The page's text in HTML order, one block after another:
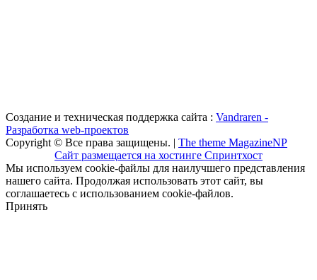
Создание и техническая поддержка сайта : Vandraren -
Разработка web-проектов
Copyright © Все права защищены. | The theme MagazineNP
Сайт размещается на хостинге Спринтхост
Мы используем cookie-файлы для наилучшего представления
нашего сайта. Продолжая использовать этот сайт, вы
соглашаетесь с использованием cookie-файлов.
Принять